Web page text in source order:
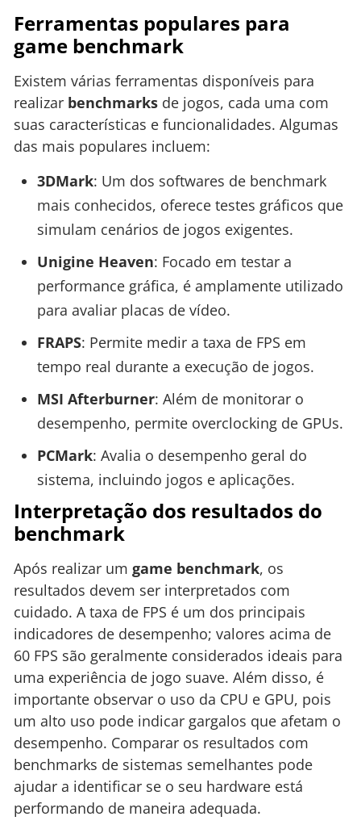
Ferramentas populares para
game benchmark
Existem várias ferramentas disponíveis para
realizar benchmarks de jogos, cada uma com
suas características e funcionalidades. Algumas
das mais populares incluem:
3DMark: Um dos softwares de benchmark
mais conhecidos, oferece testes gráficos que
simulam cenários de jogos exigentes.
Unigine Heaven: Focado em testar a
performance gráfica, é amplamente utilizado
para avaliar placas de vídeo.
FRAPS: Permite medir a taxa de FPS em
tempo real durante a execução de jogos.
MSI Afterburner: Além de monitorar o
desempenho, permite overclocking de GPUs.
PCMark: Avalia o desempenho geral do
sistema, incluindo jogos e aplicações.
Interpretação dos resultados do
benchmark
Após realizar um game benchmark, os
resultados devem ser interpretados com
cuidado. A taxa de FPS é um dos principais
indicadores de desempenho; valores acima de
60 FPS são geralmente considerados ideais para
uma experiência de jogo suave. Além disso, é
importante observar o uso da CPU e GPU, pois
um alto uso pode indicar gargalos que afetam o
desempenho. Comparar os resultados com
benchmarks de sistemas semelhantes pode
ajudar a identificar se o seu hardware está
performando de maneira adequada.